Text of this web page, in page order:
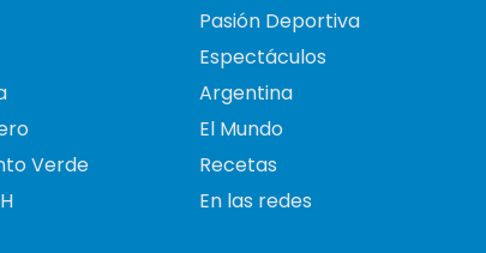
Verde
Pasión Deportiva
Espectáculos
Argentina
El Mundo
Recetas
En las redes